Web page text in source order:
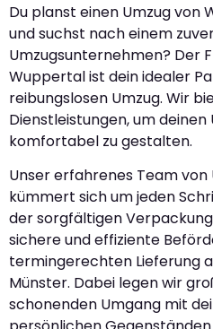
Du planst einen Umzug von
und suchst nach einem
Umzugsunternehmen? Der
Wuppertal ist dein idealer
reibungslosen Umzug. Wir
Dienstleistungen, um
komfortabel zu gestalten.
Unser erfahrenes Team von
kümmert sich um jeden
der sorgfältigen
sichere und effiziente
termingerechten Lieferung
Münster. Dabei legen wir
schonenden Umgang mit